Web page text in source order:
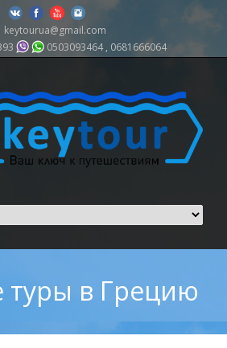
keytourua@gmail.com
0503093464 , 0681666064
в Грецию